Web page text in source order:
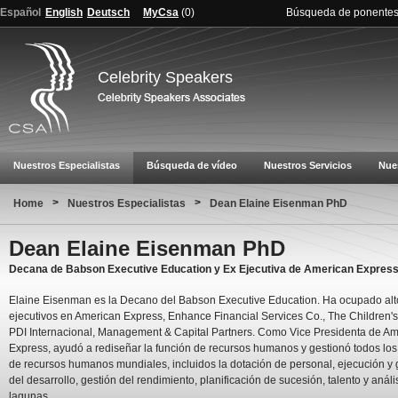
Español English Deutsch MyCsa (0) Búsqueda de ponentes
Celebrity Speakers
Nuestros Especialistas Búsqueda de vídeo Nuestros Servicios
Home > Nuestros Especialistas > Dean Elaine Eisenman PhD
Dean Elaine Eisenman PhD
Decana de Babson Executive Education y Ex Ejecutiva de American Express
Elaine Eisenman es la Decano del Babson Executive Education. Ha ocupado
ejecutivos en American Express, Enhance Financial Services Co., The
PDI Internacional, Management & Capital Partners. Como Vice Presidenta de
Express, ayudó a rediseñar la función de recursos humanos y gestionó todos
de recursos humanos mundiales, incluidos la dotación de personal, ejecución y
del desarrollo, gestión del rendimiento, planificación de sucesión, talento y